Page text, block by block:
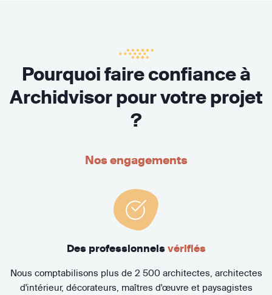
Pourquoi faire confiance à
Archidvisor pour votre projet
?
Nos engagements
Des professionnels vérifiés
Nous comptabilisons plus de 2 500 architectes, architectes
d'intérieur, décorateurs, maîtres d'œuvre et paysagistes